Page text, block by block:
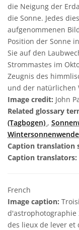
die Neigung der
die Sonne. Jedes
aufgenommenen
Position der Sonne
Sie auf den
Strommastes im
Zeugnis des
und der natürlichen
Image credit: John
Related glossary
(Tagbogen) ,
Wintersonnenwende
Caption translation
Caption translators:
French
Image caption:
d'astrophotographie
des lieux de lever et